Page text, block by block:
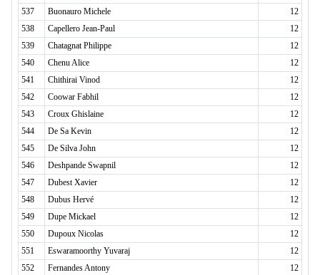
537
Buonauro Michele
12
538
Capellero Jean-Paul
12
539
Chatagnat Philippe
12
540
Chenu Alice
12
541
Chithirai Vinod
12
542
Coowar Fabhil
12
543
Croux Ghislaine
12
544
De Sa Kevin
12
545
De Silva John
12
546
Deshpande Swapnil
12
547
Dubest Xavier
12
548
Dubus Hervé
12
549
Dupe Mickael
12
550
Dupoux Nicolas
12
551
Eswaramoorthy Yuvaraj
12
552
Fernandes Antony 12